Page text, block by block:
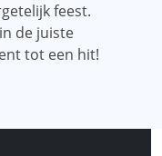
feest.
de juiste
tot een hit!